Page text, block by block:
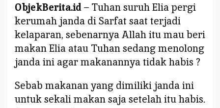
L
A
M
M
N
U
K
ObjekBerita.id– Tuhan suruh Elia pergi
kerumah janda di Sarfat saat terjadi
kelaparan, sebenarnya Allah itu mau beri
makan Elia atau Tuhan sedang menolong
janda ini agar makanannya tidak habis ?
Sebab makanan yang dimiliki janda ini
untuk sekali makan saja setelah itu habis.